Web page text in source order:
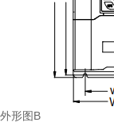
外形图B